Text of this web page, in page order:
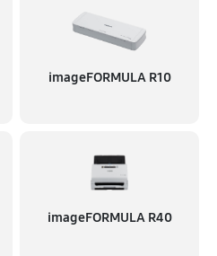
imageFORMULA R10
imageFORMULA R40